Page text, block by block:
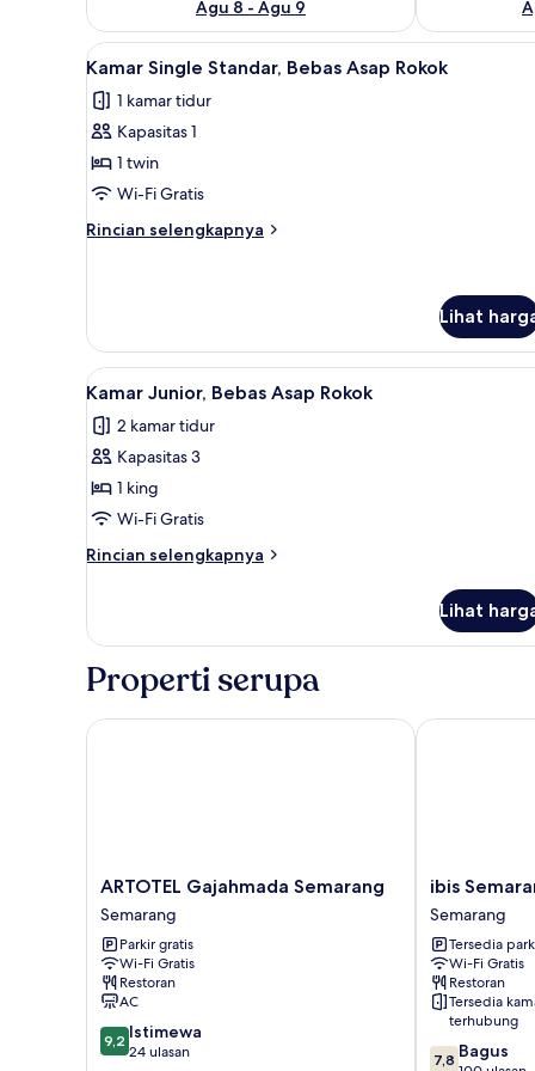
Agu 8 - Agu 9
Lihat
semua
foto
untuk
Kamar
Single
Standar,
Bebas
Kamar Single Standar,
5
Kamar Single Standar, Bebas Asap Rokok
1 kamar tidur
Kapasitas 1
1 twin
Wi-Fi Gratis
Rincian selengkapnya
Rincian
Single
Standar,
Bebas
Asap
Rokok
Lihat
Lihat
semua
foto
untuk
Kamar
Junior,
Bebas
Asap
Kamar Junior, Bebas Asap
6
Kamar Junior, Bebas Asap Rokok
2 kamar tidur
Kapasitas 3
1 king
Wi-Fi Gratis
Rincian selengkapnya
Rincian
Kamar
Bebas
Rokok
Lihat
Properti serupa
ARTOTEL
Gajahmada
Semarang
Semarang
ARTOTEL Gajahmada Semarang
Semarang
Parkir gratis
Wi-Fi Gratis
Restoran
AC
9.2
dari
9,2 Istimewa
24 ulasan
ARTOTEL Gajahmada Semarang
ibis
Semarang
Simpang
Lima
Semarang
ibis
Semarang
Tersedia
Wi-Fi Gratis
Restoran
Tersedia
terhubung
7.8
7,8 Bagus
ibis